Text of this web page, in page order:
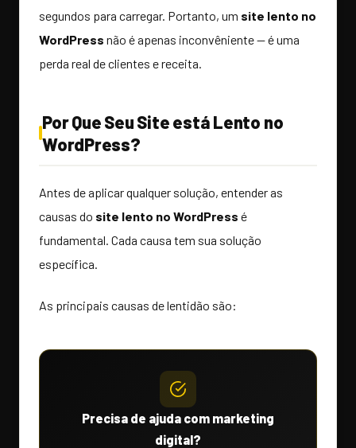
segundos para carregar. Portanto, um site lento no
WordPress não é apenas inconvêniente — é uma
perda real de clientes e receita.
Por Que Seu Site está Lento no
WordPress?
Antes de aplicar qualquer solução, entender as
causas do site lento no WordPress é
fundamental. Cada causa tem sua solução
específica.
As principais causas de lentidão são:
Precisa de ajuda com marketing
digital?